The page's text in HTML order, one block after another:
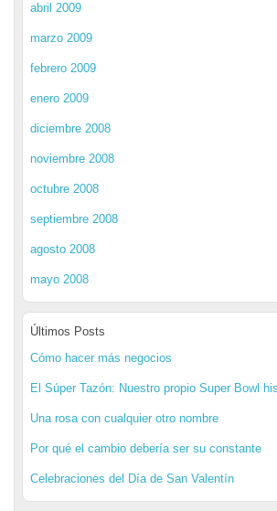
abril 2009
marzo 2009
febrero 2009
enero 2009
diciembre 2008
noviembre 2008
octubre 2008
septiembre 2008
agosto 2008
mayo 2008
Últimos Posts
Cómo hacer más negocios
El Súper Tazón: Nuestro propio Super Bowl
Una rosa con cualquier otro nombre
Por qué el cambio debería ser su constante
Celebraciones del Día de San Valentín